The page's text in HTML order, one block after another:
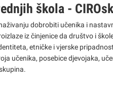
škola -
dobrobiti učenika i
iz činjenice da društvo i
etničke i vjerske
učenika, posebice djevojaka,